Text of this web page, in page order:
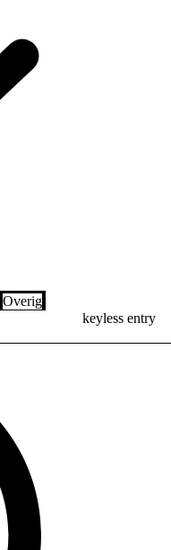
Overig
keyless entry